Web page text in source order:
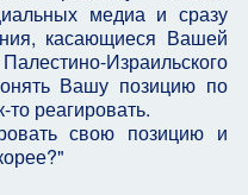
медиа и сразу
касающиеся Вашей
Израильского
Вашу позицию по
реагировать.
свою позицию и